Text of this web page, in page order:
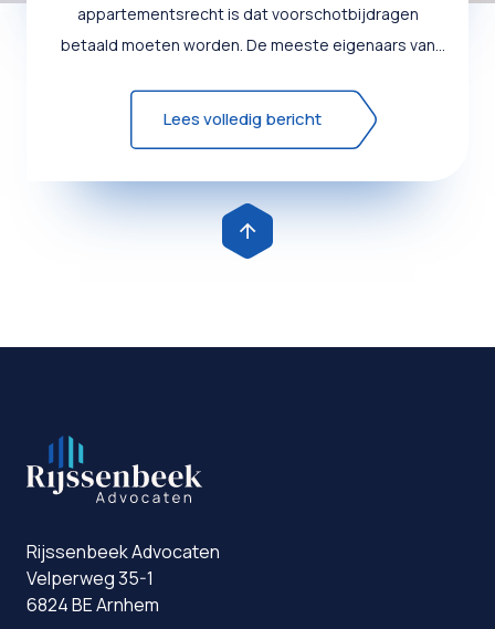
appartementsrecht is dat voorschotbijdragen
betaald moeten worden. De meeste eigenaars van
Lees volledig bericht
Rijssenbeek Advocaten
Velperweg 35-1
6824 BE Arnhem